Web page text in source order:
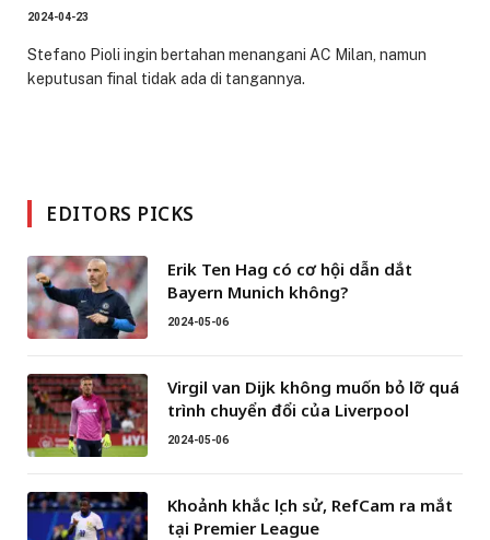
2024-04-23
Stefano Pioli ingin bertahan menangani AC Milan, namun
keputusan final tidak ada di tangannya.
EDITORS PICKS
Erik Ten Hag có cơ hội dẫn dắt
Bayern Munich không?
2024-05-06
Virgil van Dijk không muốn bỏ lỡ quá
trình chuyển đổi của Liverpool
2024-05-06
Khoảnh khắc lịch sử, RefCam ra mắt
tại Premier League